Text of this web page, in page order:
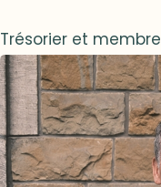
Trésorier et